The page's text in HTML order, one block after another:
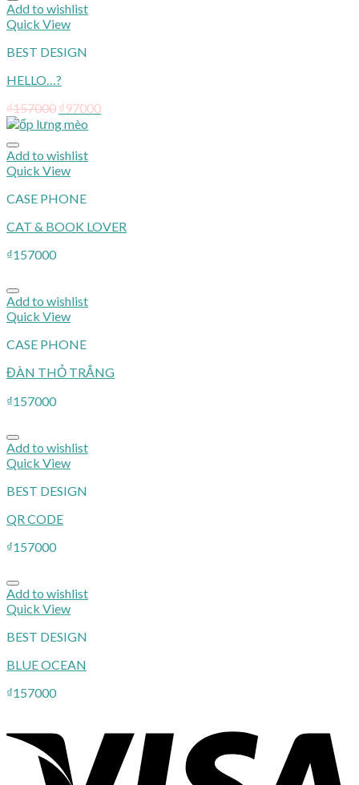
Add to wishlist
Quick View
BEST DESIGN
HELLO…?
₫157000 ₫97000
Add to wishlist
Quick View
CASE PHONE
CAT & BOOK LOVER
₫157000
Add to wishlist
Quick View
CASE PHONE
ĐÀN THỎ TRẮNG
₫157000
Add to wishlist
Quick View
BEST DESIGN
QR CODE
₫157000
Add to wishlist
Quick View
BEST DESIGN
BLUE OCEAN
₫157000